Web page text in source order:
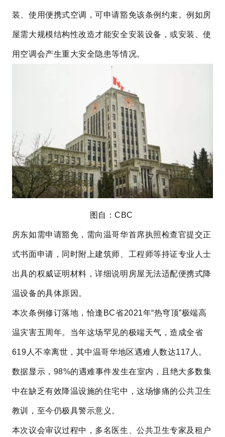
装、使用便携式空调，可申请豁免该条例约束。例如房
屋需大规模结构性改造才能安全安装设备，或安装、使
用空调会产生重大安全隐患等情况。
图自：CBC
房东如需申请豁免，需向温哥华首席执照检查官提交正
式书面申请，同时附上建筑师、工程师等持证专业人士
出具的权威证明材料，详细说明房屋无法适配便携式降
温设备的具体原因。
本次条例修订落地，恰逢BC省2021年“热穹顶”极端高
温灾害五周年。当年这场罕见的极端天气，造成全省
619人不幸离世，其中温哥华地区遇难人数达117人。
数据显示，98%的遇难事件发生在室内，且绝大多数集
中在缺乏有效降温设施的住宅中，这场惨痛的公共卫生
教训，至今仍极具警示意义。
本次议会审议过程中，多名医生、公共卫生专家及租户